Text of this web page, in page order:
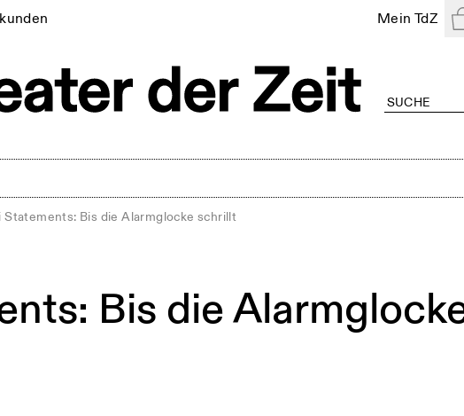
Mein TdZ
Statements: Bis die Alarmglocke schrillt
Bis die